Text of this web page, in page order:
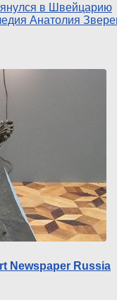
в Швейцарию
Анатолия
Newspaper Russia